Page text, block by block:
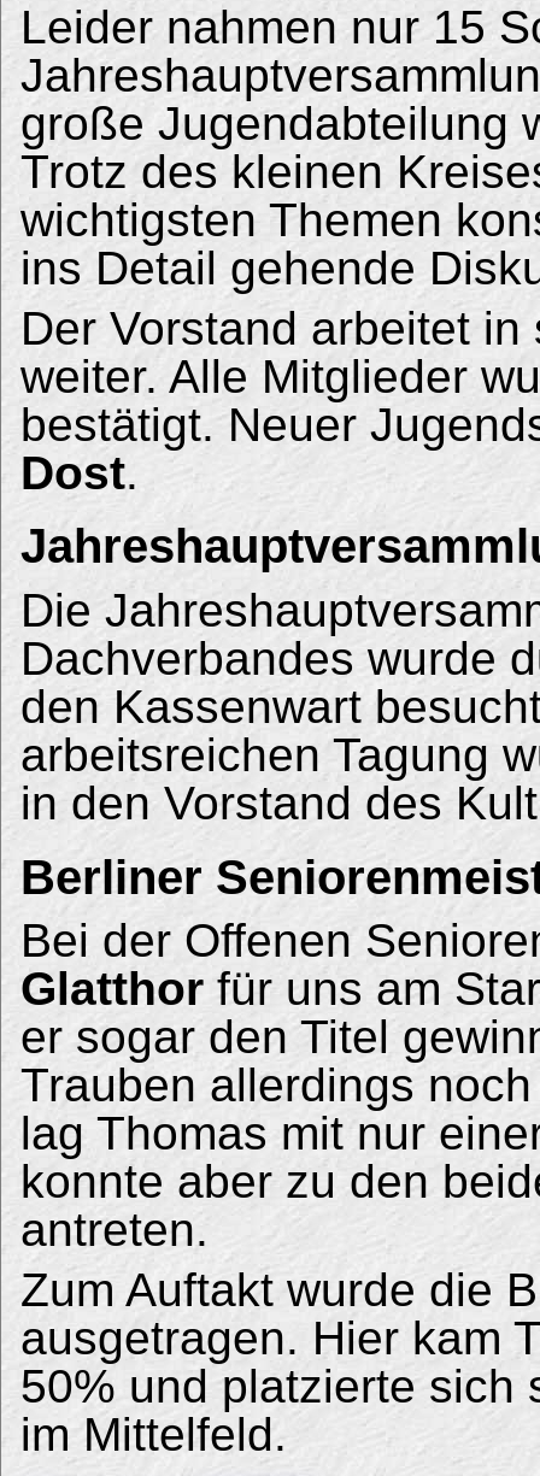
Leider nahmen nur 15
große Jugendabteilung
Trotz des kleinen
wichtigsten Themen
ins Detail gehende
Der Vorstand arbeitet
weiter. Alle Mitglieder
bestätigt. Neuer
Dost.
Die
Dachverbandes wurde
den Kassenwart
arbeitsreichen Tagung
in den Vorstand des
Berliner
Bei der Offenen
Glatthor für uns am
er sogar den Titel
Trauben allerdings
lag Thomas mit nur
konnte aber zu den
antreten.
Zum Auftakt wurde die
ausgetragen. Hier kam
50% und platzierte sich
im Mittelfeld.